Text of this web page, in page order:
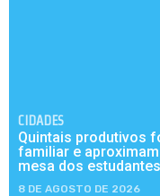
CIDADES
Quintais produtivos
familiar e
mesa dos
8 DE AGOSTO DE 2026